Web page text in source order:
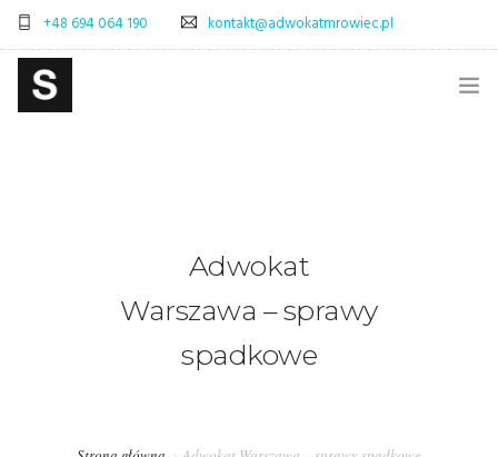
+48 694 064 190 kontakt@adwokatmrowiec.pl
Adwokat
Warszawa – sprawy
spadkowe